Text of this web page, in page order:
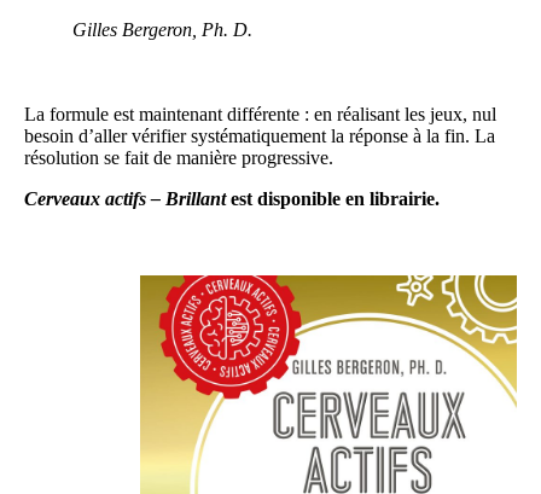
Gilles Bergeron, Ph. D.
La formule est maintenant différente : en réalisant les jeux, nul
besoin d’aller vérifier systématiquement la réponse à la fin. La
résolution se fait de manière progressive.
Cerveaux actifs – Brillantest disponible en librairie.